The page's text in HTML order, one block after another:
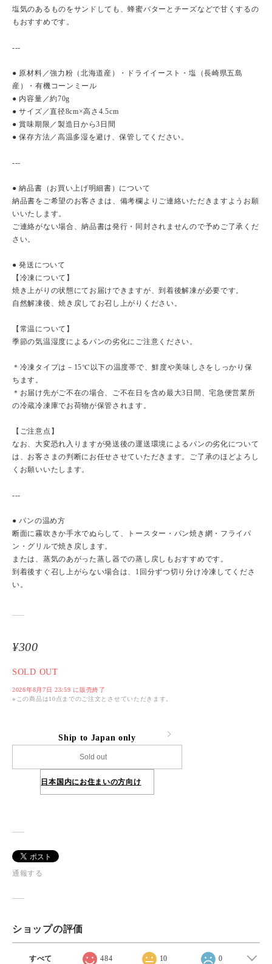
塩気のあるものをサンドしても、蜂蜜バターとチーズなどで甘くするの
もおすすめです。
---
● 原材料／強力粉（北海道産）・ドライイースト・塩（長崎県五島
産）・有機コーンミール
● 内容量／約70g
● サイズ／直径8cm×高さ4.5cm
● 賞味期限／製造日から3日間
● 保存方法／高温多湿を避け、保管してください。
---
● 納品書（お買い上げ明細書）について
納品書をご希望のお客さまは、備考欄よりご連絡いただきますようお願
いいたします。
ご連絡がない場合、納品書は発行・同封されませんので予めご了承くだ
さい。
● 発送について
【冷凍について】
焼き上がりの状態にてお届けできますが、到着後解凍が必要です。
自然解凍後、焼き戻してお召し上がりください。
【常温について】
季節の気温湿度によるパンの劣化にご注意ください。
＊冷凍タイプは－15℃以下の温度帯で、鮮度や美味しさをしっかり保
ちます。
＊お届け先がご不在の場合、ご不在日を含め最大3日間、宅急便営業所
の冷蔵冷凍庫でお荷物が保管されます。
【ご注意点】
なお、大変恐れ入りますが発送後の運送環境によるパンの劣化について
は、お客さまの判断にお任せさせていただきます。ご了承のほどよろし
くお願いいたします。
---
● パンの温め方
断面に霧吹きか手水でぬらして、トースター・パン焼き網・フライパ
ン・グリルで焼き戻します。
または、蒸気のあがった蒸し器での蒸し戻しもおすすめです。
到着後すぐ召し上がらない場合は、1回分ずつ切り分け冷凍してくださ
い。
¥300
SOLD OUT
2026年8月7日 23:59 に販売終了
※この商品は10点までのご注文とさせていただきます。
Ship to Japan only
Sold out
日本国内にお住まいの方向け
通報する
ショップの評価
すべて 484 10 0